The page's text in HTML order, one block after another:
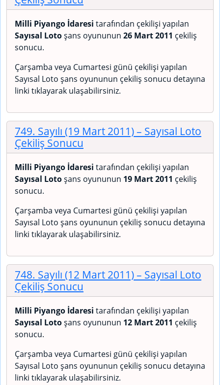
Milli Piyango İdaresi tarafından çekilişi yapılan
Sayısal Lotoşans oyununun 26 Mart 2011 çekiliş
sonucu.
Çarşamba veya Cumartesi günü çekilişi yapılan
Sayısal Loto şans oyununun çekiliş sonucu detayına
linki tıklayarak ulaşabilirsiniz.
749. Sayılı (19 Mart 2011)– Sayısal Loto
Çekiliş Sonucu
Milli Piyango İdaresi tarafından çekilişi yapılan
Sayısal Lotoşans oyununun 19 Mart 2011 çekiliş
sonucu.
Çarşamba veya Cumartesi günü çekilişi yapılan
Sayısal Loto şans oyununun çekiliş sonucu detayına
linki tıklayarak ulaşabilirsiniz.
748. Sayılı (12 Mart 2011)– Sayısal Loto
Çekiliş Sonucu
Milli Piyango İdaresi tarafından çekilişi yapılan
Sayısal Lotoşans oyununun 12 Mart 2011 çekiliş
sonucu.
Çarşamba veya Cumartesi günü çekilişi yapılan
Sayısal Loto şans oyununun çekiliş sonucu detayına
linki tıklayarak ulaşabilirsiniz.